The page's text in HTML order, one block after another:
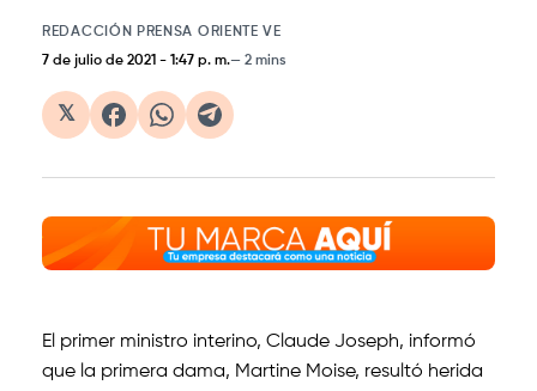
REDACCIÓN PRENSA ORIENTE VE
7 de julio de 2021 - 1:47 p. m. 2 mins
𝕏
El primer ministro interino, Claude Joseph, informó
que la primera dama, Martine Moise, resultó herida